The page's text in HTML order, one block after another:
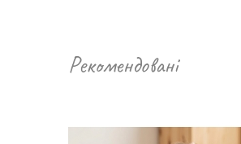
Рекомендовані